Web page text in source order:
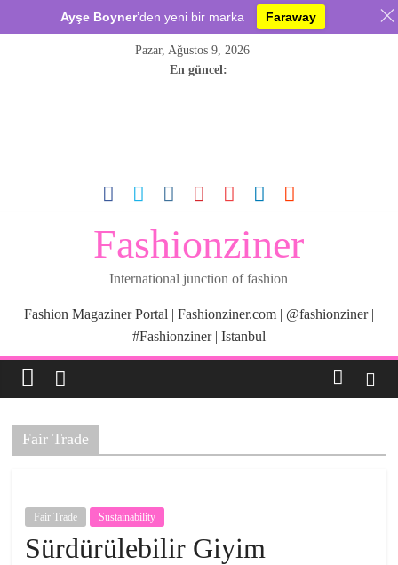
Pazar, Ağustos 9, 2026
En güncel:
Fashionziner
International junction of fashion
Fashion Magaziner Portal | Fashionziner.com | @fashionziner |
#Fashionziner | Istanbul
Fair Trade
Fair Trade Sustainability
Sürdürülebilir Giyim
Ayşe Boyner’den yeni bir marka Faraway